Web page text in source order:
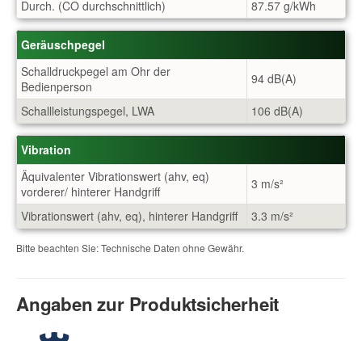
Durch. (CO durchschnittlich)
87.57 g/kWh
Geräuschpegel
Schalldruckpegel am Ohr der
Bedienperson
94 dB(A)
Schallleistungspegel, LWA
106 dB(A)
Vibration
Äquivalenter Vibrationswert (ahv, eq)
vorderer/ hinterer Handgriff
3 m/s²
Vibrationswert (ahv, eq), hinterer Handgriff
3.3 m/s²
Bitte beachten Sie: Technische Daten ohne Gewähr.
Angaben zur Produktsicherheit